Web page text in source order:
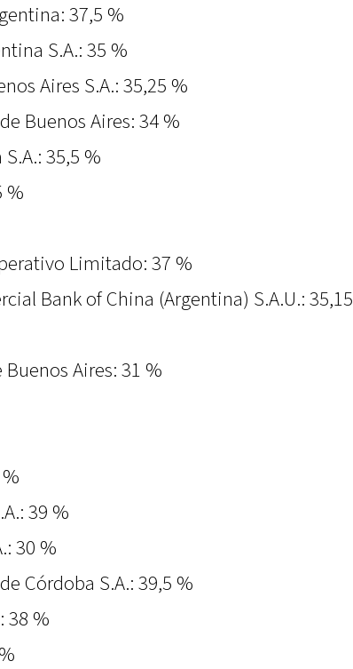
37,5 %
S.A.: 35 %
Aires S.A.: 35,25 %
Buenos Aires: 34 %
35,5 %
%
Limitado: 37 %
Bank of China (Argentina) S.A.U.: 35,15
Aires: 31 %
39 %
30 %
Córdoba S.A.: 39,5 %
38 %